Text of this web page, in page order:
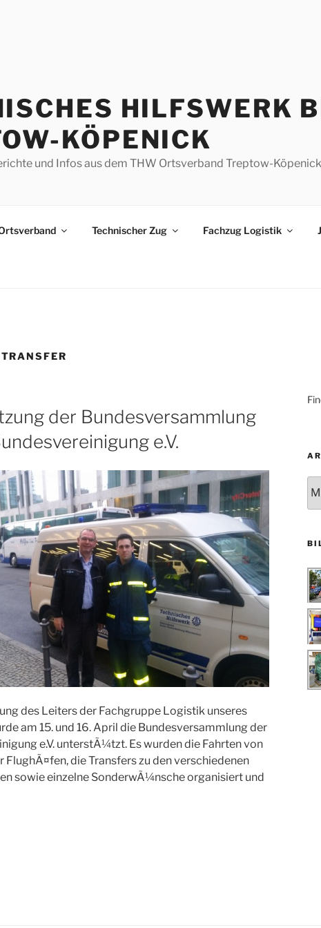
HILFSWERK
KÖPENICK
und Infos aus dem THW Ortsverband Treptow-Köpenick
Technischer Zug Fachzug Logistik
TRANSFER
der Bundesversammlung
e.V.
des Leiters der Fachgruppe Logistik unseres
am 15. und 16. April die Bundesversammlung der
e.V. unterstÃ¼tzt. Es wurden die Fahrten von
FlughÃ¤fen, die Transfers zu den verschiedenen
sowie einzelne SonderwÃ¼nsche organisiert und